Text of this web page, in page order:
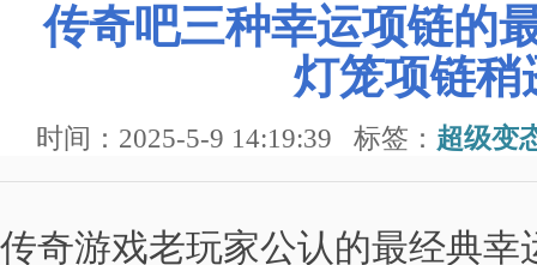
传奇吧三种幸运项链的
灯笼项链稍
时间：2025-5-9 14:19:39 标签： 超级变
传奇游戏老玩家公认的最经典幸